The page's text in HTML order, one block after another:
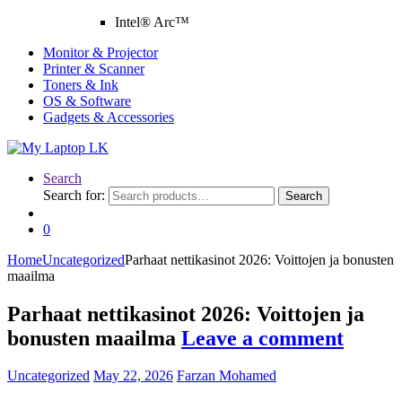
Intel® Arc™
Monitor & Projector
Printer & Scanner
Toners & Ink
OS & Software
Gadgets & Accessories
Search
Search for:
Search
0
HomeUncategorizedParhaat nettikasinot 2026: Voittojen ja bonusten
maailma
Parhaat nettikasinot 2026: Voittojen ja
bonusten maailma Leave a comment
Uncategorized May 22, 2026 Farzan Mohamed